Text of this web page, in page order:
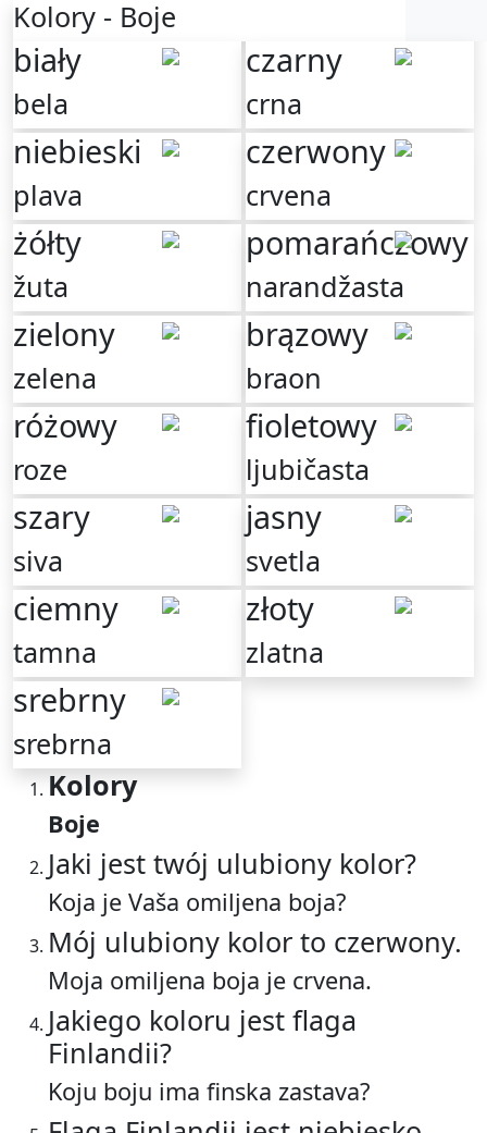
Kolory - Boje
biały
bela
czarny
crna
niebieski
plava
czerwony
crvena
żółty
žuta
pomarańczowy
narandžasta
zielony
zelena
brązowy
braon
różowy
roze
fioletowy
ljubičasta
szary
siva
jasny
svetla
ciemny
tamna
złoty
zlatna
srebrny
srebrna
Kolory
Boje
Jaki jest twój ulubiony kolor?
Koja je Vaša omiljena boja?
Mój ulubiony kolor to czerwony.
Moja omiljena boja je crvena.
Jakiego koloru jest flaga
Finlandii?
Koju boju ima finska zastava?